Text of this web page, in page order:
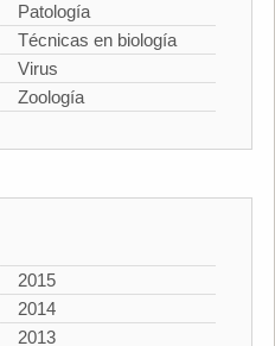
Patología
Técnicas en biología
Virus
Zoología
2015
2014
2013